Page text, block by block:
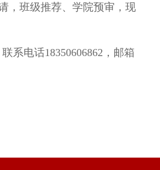
，班级推荐、学院预审，现
联系电话18350606862 ，邮箱